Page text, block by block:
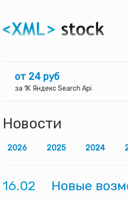
от 24 руб
за 1K Яндекс Search Api
Новости
2026 2025 2024
16.02 Новые